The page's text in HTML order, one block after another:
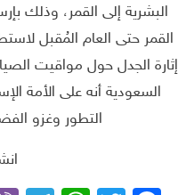
البشرية إلى القمر، وذلك
القمر حتى العام المُقبل
إثارة الجدل حول مواقيت
السعودية أنه على الأمة
التطور وغزو